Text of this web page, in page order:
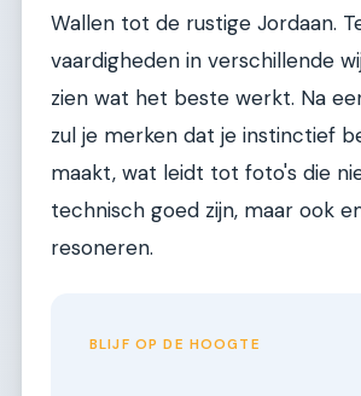
Wallen tot de rustige Jordaan.
vaardigheden in verschillende
zien wat het beste werkt. Na
zul je merken dat je instinctief
maakt, wat leidt tot foto's die
technisch goed zijn, maar ook
resoneren.
BLIJF OP DE HOOGTE